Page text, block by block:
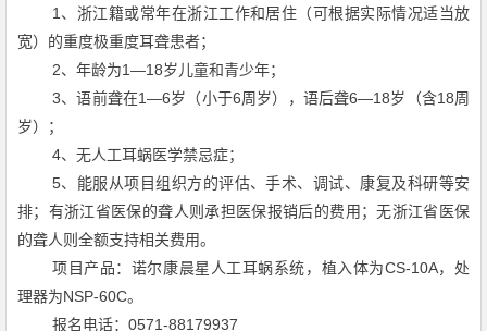
1 、浙江籍或常年在浙江工作和居住（可根据实际情况适当放
宽）的重度极重度耳聋患者；
2、年龄为1—18岁儿童和青少年；
3、语前聋在1—6岁（小于6周岁），语后聋6—18岁（含18周
岁）；
4、无人工耳蜗医学禁忌症；
5、能服从项目组织方的评估、手术、调试、康复及科研等安
排；有浙江省医保的聋人则承担医保报销后的费用；无浙江省医保
的聋人则全额支持相关费用。
项目产品：诺尔康晨星人工耳蜗系统，植入体为CS-10A，处
理器为NSP-60C。
报名电话： 0571-88179937